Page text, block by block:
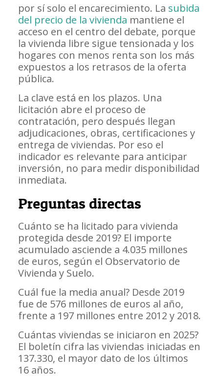
por sí solo el encarecimiento. La subida
del precio de la vivienda mantiene el
acceso en el centro del debate, porque
la vivienda libre sigue tensionada y los
hogares con menos renta son los más
expuestos a los retrasos de la oferta
pública.
La clave está en los plazos. Una
licitación abre el proceso de
contratación, pero después llegan
adjudicaciones, obras, certificaciones y
entrega de viviendas. Por eso el
indicador es relevante para anticipar
inversión, no para medir disponibilidad
inmediata.
Preguntas directas
Cuánto se ha licitado para vivienda
protegida desde 2019? El importe
acumulado asciende a 4.035 millones
de euros, según el Observatorio de
Vivienda y Suelo.
Cuál fue la media anual? Desde 2019
fue de 576 millones de euros al año,
frente a 197 millones entre 2012 y 2018.
Cuántas viviendas se iniciaron en 2025?
El boletín cifra las viviendas iniciadas en
137.330, el mayor dato de los últimos
16 años.